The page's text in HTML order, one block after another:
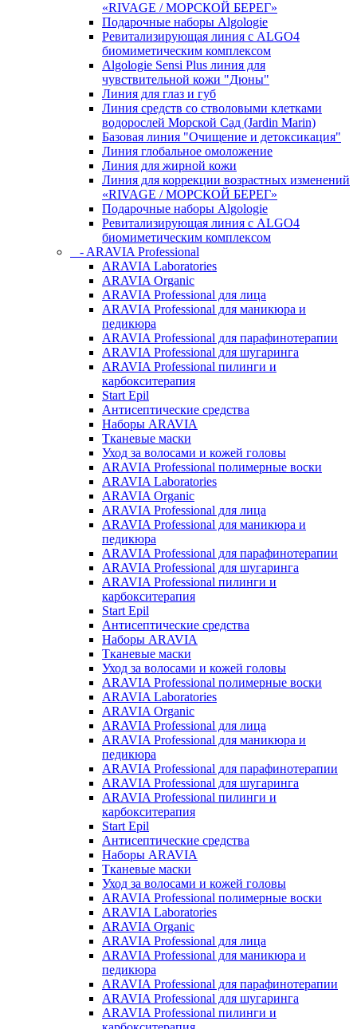
«RIVAGE / МОРСКОЙ БЕРЕГ»
Подарочные наборы Algologie
Ревитализирующая линия с ALGO4
биомиметическим комплексом
Algologie Sensi Plus линия для
чувcтвительной кожи "Дюны"
Линия для глаз и губ
Линия средств со стволовыми клетками
водорослей Морской Сад (Jardin Marin)
Базовая линия "Очищение и детоксикация"
Линия глобальное омоложение
Линия для жирной кожи
Линия для коррекции возрастных изменений
«RIVAGE / МОРСКОЙ БЕРЕГ»
Подарочные наборы Algologie
Ревитализирующая линия с ALGO4
биомиметическим комплексом
- ARAVIA Professional
ARAVIA Laboratories
ARAVIA Organic
ARAVIA Professional для лица
ARAVIA Professional для маникюра и
педикюра
ARAVIA Professional для парафинотерапии
ARAVIA Professional для шугаринга
ARAVIA Professional пилинги и
карбокситерапия
Start Epil
Антисептические средства
Наборы ARAVIA
Тканевые маски
Уход за волосами и кожей головы
ARAVIA Professional полимерные воски
ARAVIA Laboratories
ARAVIA Organic
ARAVIA Professional для лица
ARAVIA Professional для маникюра и
педикюра
ARAVIA Professional для парафинотерапии
ARAVIA Professional для шугаринга
ARAVIA Professional пилинги и
карбокситерапия
Start Epil
Антисептические средства
Наборы ARAVIA
Тканевые маски
Уход за волосами и кожей головы
ARAVIA Professional полимерные воски
ARAVIA Laboratories
ARAVIA Organic
ARAVIA Professional для лица
ARAVIA Professional для маникюра и
педикюра
ARAVIA Professional для парафинотерапии
ARAVIA Professional для шугаринга
ARAVIA Professional пилинги и
карбокситерапия
Start Epil
Антисептические средства
Наборы ARAVIA
Тканевые маски
Уход за волосами и кожей головы
ARAVIA Professional полимерные воски
ARAVIA Laboratories
ARAVIA Organic
ARAVIA Professional для лица
ARAVIA Professional для маникюра и
педикюра
ARAVIA Professional для парафинотерапии
ARAVIA Professional для шугаринга
ARAVIA Professional пилинги и